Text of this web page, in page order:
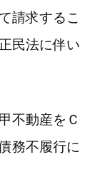
請求するこ
民法に伴い
不動産をＣ
務不履行に